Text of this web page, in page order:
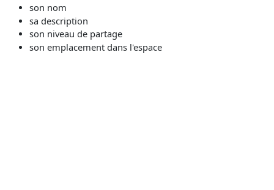
son nom
sa description
son niveau de partage
son emplacement dans l'espace